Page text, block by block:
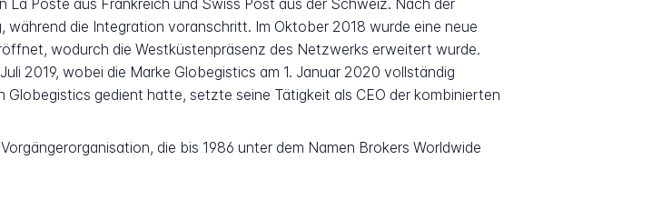
La Poste aus Frankreich und Swiss Post aus der Schweiz. Nach der
die Integration voranschritt. Im Oktober 2018 wurde eine neue
wodurch die Westküstenpräsenz des Netzwerks erweitert wurde.
2019, wobei die Marke Globegistics am 1. Januar 2020 vollständig
gedient hatte, setzte seine Tätigkeit als CEO der kombinierten
die bis 1986 unter dem Namen Brokers Worldwide